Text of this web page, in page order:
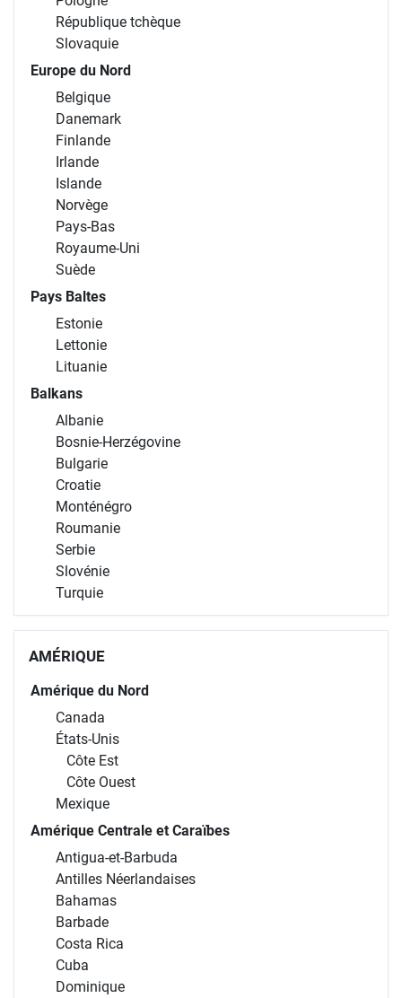
République tchèque
Slovaquie
Europe du Nord
Belgique
Danemark
Finlande
Irlande
Islande
Norvège
Pays-Bas
Royaume-Uni
Suède
Pays Baltes
Estonie
Lettonie
Lituanie
Balkans
Albanie
Bosnie-Herzégovine
Bulgarie
Croatie
Monténégro
Roumanie
Serbie
Slovénie
Turquie
AMÉRIQUE
Amérique du Nord
Canada
États-Unis
Côte Est
Côte Ouest
Mexique
Amérique Centrale et Caraïbes
Antigua-et-Barbuda
Antilles Néerlandaises
Bahamas
Barbade
Costa Rica
Cuba
Dominique